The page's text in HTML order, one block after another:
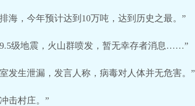
海，今年预计达到10万吨，达到历史之最。”
级地震，火山群喷发，暂无幸存者消息……”
发生泄漏，发言人称，病毒对人体并无危害。”
击村庄。”